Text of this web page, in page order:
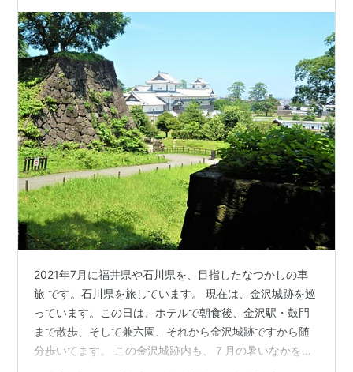
2021年7月に福井県や石川県を、目指したなつかしの車
旅 です。石川県を旅しています。 現在は、金沢城跡を巡
っています。この日は、ホテルで朝食後、金沢駅・鼓門
まで散歩、そして兼六園、それから金沢城跡ですから随
分歩いてます。 この金沢城跡内も、７月の暑いなかを、